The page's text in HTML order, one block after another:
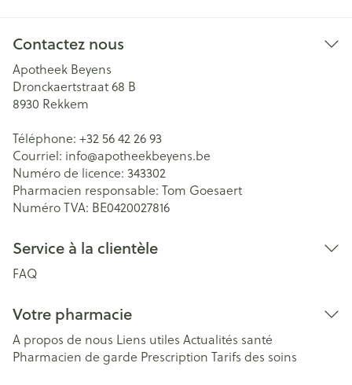
Contactez nous
Apotheek Beyens
Dronckaertstraat 68 B
8930 Rekkem
Téléphone: +32 56 42 26 93
Courriel: info@apotheekbeyens.be
Numéro de licence: 343302
Pharmacien responsable: Tom Goesaert
Numéro TVA: BE0420027816
Service à la clientèle
FAQ
Votre pharmacie
A propos de nous Liens utiles Actualités santé
Pharmacien de garde Prescription Tarifs des soins